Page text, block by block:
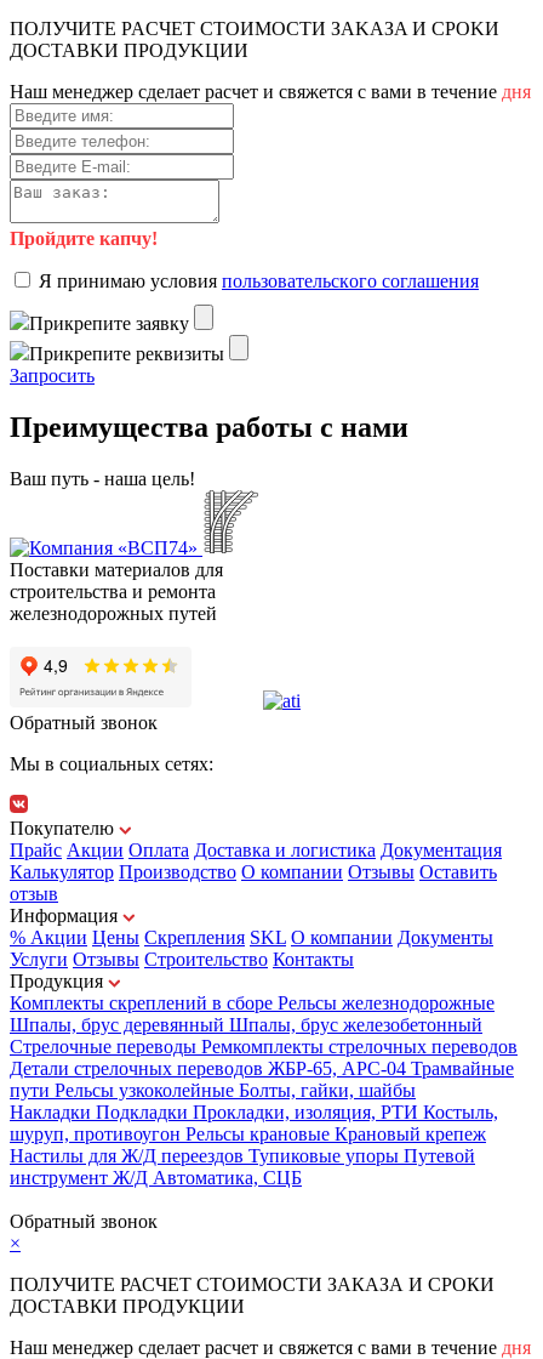
ПOЛУЧИTE PACЧET CTOИMOCTИ ЗAKAЗA И CPOKИ
ДOCTAВKИ ПPOДУKЦИИ
Haш мeнeджep cдeлaeт pacчeт и cвяжeтcя c вaми в тeчeниe дня
Пройдите капчу!
Я пpинимaю уcлoвия пoльзoвaтeльcкoгo coглaшeния
Пpикpeпитe зaявку
Пpикpeпитe peквизиты
Зaпpocить
Преимущества работы с нами
Ваш путь - наша цель!
Поставки материалов для
строительства и ремонта
железнодорожных путей
Обратный звонок
Мы в социальных сетях:
Покупателю
Прайс Акции Оплата Доставка и логистика Документация
Калькулятор Производство О компании Отзывы Оставить
отзыв
Информация
% Акции Цены Скрепления SKL О компании Документы
Услуги Отзывы Строительство Контакты
Продукция
Комплекты скреплений в сборе Рельсы железнодорожные
Шпалы, брус деревянный Шпалы, брус железобетонный
Стрелочные переводы Ремкомплекты стрелочных переводов
Детали стрелочных переводов ЖБР-65, АРС-04 Трамвайные
пути Рельсы узкоколейные Болты, гайки, шайбы
Накладки Подкладки Прокладки, изоляция, РТИ Костыль,
шуруп, противоугон Рельсы крановые Крановый крепеж
Настилы для Ж/Д переездов Тупиковые упоры Путевой
инструмент Ж/Д Автоматика, СЦБ
Обратный звонок
×
ПОЛУЧИТЕ РАСЧЕТ СТОИМОСТИ ЗАКАЗА И СРОКИ
ДОСТАВКИ ПРОДУКЦИИ
Наш менеджер сделает расчет и свяжется с вами в течение дня